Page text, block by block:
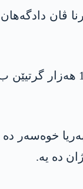
ڤان
خوەسەر
دە یە.